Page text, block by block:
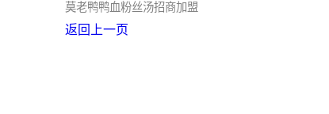
莫老鸭鸭血粉丝汤招商加盟
返回上一页